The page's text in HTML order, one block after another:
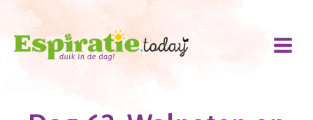
Doorgaan
inhoud